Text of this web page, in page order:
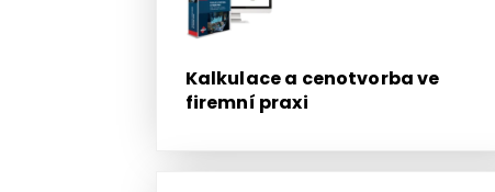
Kalkulace a cenotvorba ve
firemní praxi